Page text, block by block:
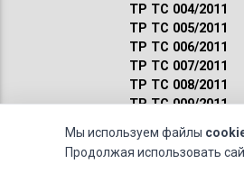
ТР ТС 004/2011
ТР ТС 005/2011
ТР ТС 006/2011
ТР ТС 007/2011
ТР ТС 008/2011
ТР ТС 009/2011
© 2011-2026 ·
Мы используем файлы
Продолжая использовать